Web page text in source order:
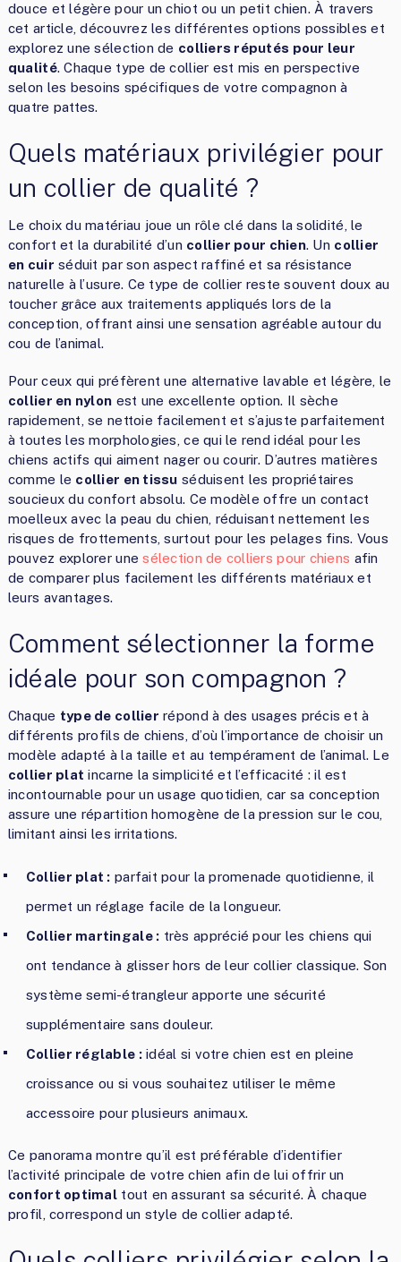
douce et légère pour un chiot ou un petit chien. À travers
cet article, découvrez les différentes options possibles et
explorez une sélection de colliers réputés pour leur
qualité. Chaque type de collier est mis en perspective
selon les besoins spécifiques de votre compagnon à
quatre pattes.
Quels matériaux privilégier pour
un collier de qualité ?
Le choix du matériau joue un rôle clé dans la solidité, le
confort et la durabilité d’un collier pour chien. Un collier
en cuir séduit par son aspect raffiné et sa résistance
naturelle à l’usure. Ce type de collier reste souvent doux au
toucher grâce aux traitements appliqués lors de la
conception, offrant ainsi une sensation agréable autour du
cou de l’animal.
Pour ceux qui préfèrent une alternative lavable et légère, le
collier en nylon est une excellente option. Il sèche
rapidement, se nettoie facilement et s’ajuste parfaitement
à toutes les morphologies, ce qui le rend idéal pour les
chiens actifs qui aiment nager ou courir. D’autres matières
comme le collier en tissu séduisent les propriétaires
soucieux du confort absolu. Ce modèle offre un contact
moelleux avec la peau du chien, réduisant nettement les
risques de frottements, surtout pour les pelages fins. Vous
pouvez explorer unesélection de colliers pour chiens afin
de comparer plus facilement les différents matériaux et
leurs avantages.
Comment sélectionner la forme
idéale pour son compagnon ?
Chaque type de collier répond à des usages précis et à
différents profils de chiens, d’où l’importance de choisir un
modèle adapté à la taille et au tempérament de l’animal. Le
collier plat incarne la simplicité et l’efficacité : il est
incontournable pour un usage quotidien, car sa conception
assure une répartition homogène de la pression sur le cou,
limitant ainsi les irritations.
Collier plat : parfait pour la promenade quotidienne, il
permet un réglage facile de la longueur.
Collier martingale : très apprécié pour les chiens qui
ont tendance à glisser hors de leur collier classique. Son
système semi-étrangleur apporte une sécurité
supplémentaire sans douleur.
Collier réglable :idéal si votre chien est en pleine
croissance ou si vous souhaitez utiliser le même
accessoire pour plusieurs animaux.
Ce panorama montre qu’il est préférable d’identifier
l’activité principale de votre chien afin de lui offrir un
confort optimal tout en assurant sa sécurité. À chaque
profil, correspond un style de collier adapté.